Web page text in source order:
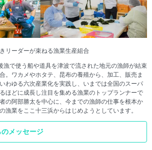
リーダーが束ねる漁業生産組合
漁で使う船や道具を津波で流された地元の漁師が結束
。ワカメやホタテ、昆布の養殖から、加工、販売ま
わゆる六次産業化を実践し、いまでは全国のスーパ
ほどに成長し注目を集める漁業のトップランナーで
の阿部勝太を中心に、今までの漁師の仕事を根本か
漁業をここ十三浜からはじめようとしています。
メッセージ